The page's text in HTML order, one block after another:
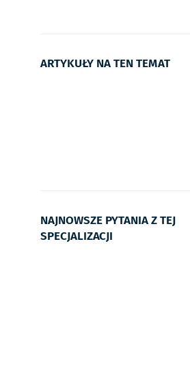
ARTYKUŁY NA TEN TEMAT
NAJNOWSZE PYTANIA Z TEJ
SPECJALIZACJI